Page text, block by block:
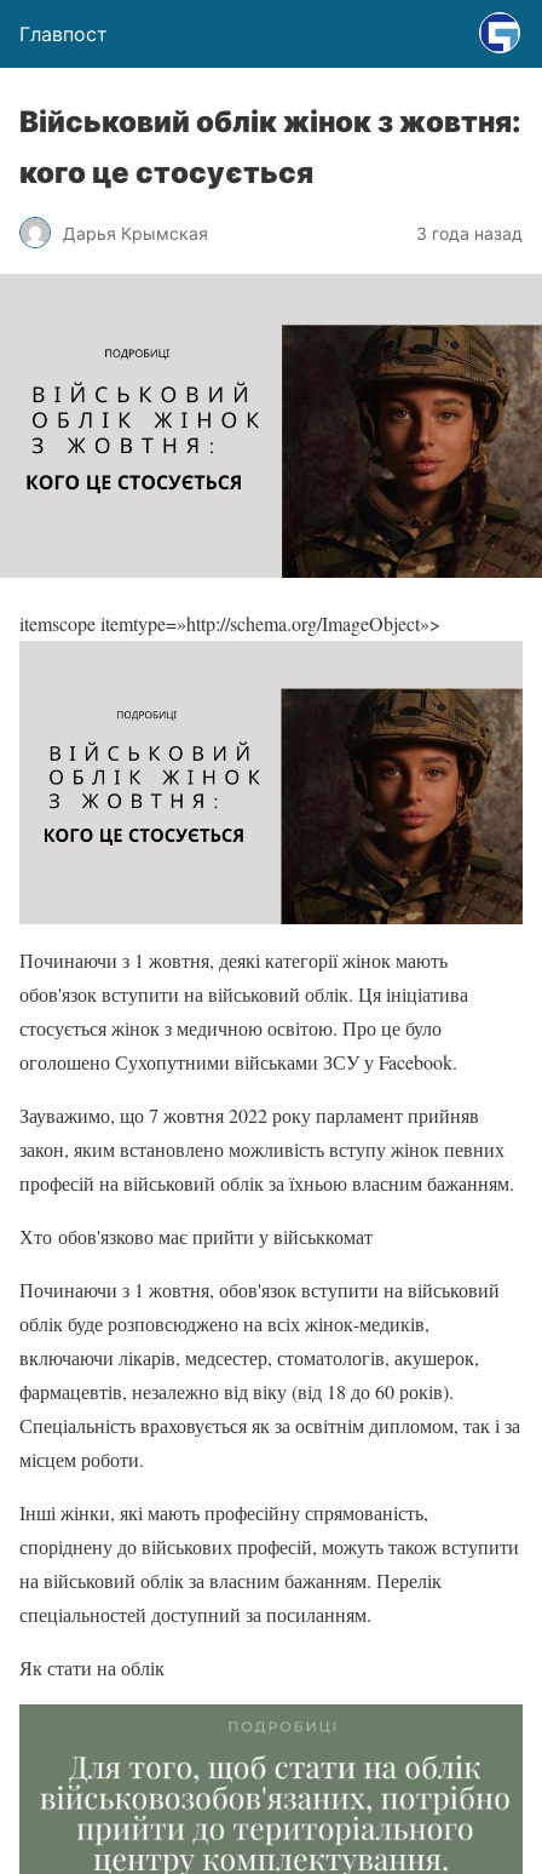
Главпост
Військовий облік жінок з жовтня:
кого це стосується
Дарья Крымская 3 года назад
itemscope itemtype=»http://schema.org/ImageObject»>
Починаючи з 1 жовтня, деякі категорії жінок мають
обов'язок вступити на військовий облік. Ця ініціатива
стосується жінок з медичною освітою. Про це було
оголошено Сухопутними військами ЗСУ у Facebook.
Зауважимо, що 7 жовтня 2022 року парламент прийняв
закон, яким встановлено можливість вступу жінок певних
професій на військовий облік за їхньою власним бажанням.
Хто обов'язково має прийти у військкомат
Починаючи з 1 жовтня, обов'язок вступити на військовий
облік буде розповсюджено на всіх жінок-медиків,
включаючи лікарів, медсестер, стоматологів, акушерок,
фармацевтів, незалежно від віку (від 18 до 60 років).
Спеціальність враховується як за освітнім дипломом, так і за
місцем роботи.
Інші жінки, які мають професійну спрямованість,
споріднену до військових професій, можуть також вступити
на військовий облік за власним бажанням. Перелік
спеціальностей доступний за посиланням.
Як стати на облік